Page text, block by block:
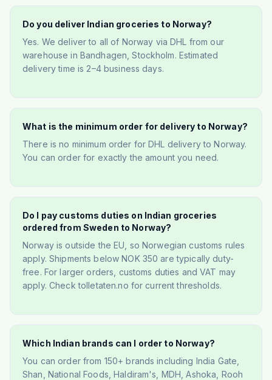
Do you deliver Indian groceries to Norway?
Yes. We deliver to all of Norway via DHL from our
warehouse in Bandhagen, Stockholm. Estimated
delivery time is 2–4 business days.
What is the minimum order for delivery to Norway?
There is no minimum order for DHL delivery to Norway.
You can order for exactly the amount you need.
Do I pay customs duties on Indian groceries
ordered from Sweden to Norway?
Norway is outside the EU, so Norwegian customs rules
apply. Shipments below NOK 350 are typically duty-
free. For larger orders, customs duties and VAT may
apply. Check tolletaten.no for current thresholds.
Which Indian brands can I order to Norway?
You can order from 150+ brands including India Gate,
Shan, National Foods, Haldiram's, MDH, Ashoka, Rooh